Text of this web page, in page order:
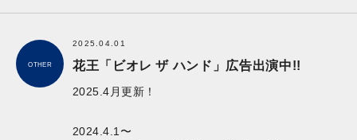
OTHER
2025.04.01
花王「ビオレ ザ ハンド」広告出演中!!
2025.4月更新！
2024.4.1〜